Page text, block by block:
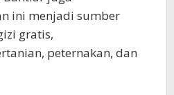
ini menjadi sumber
gratis,
peternakan, dan